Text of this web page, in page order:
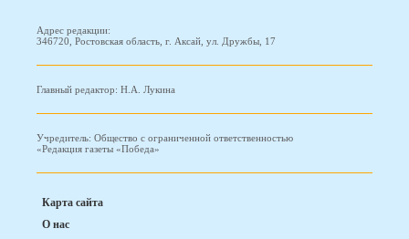
Адрес редакции:
346720, Ростовская область, г. Аксай, ул. Дружбы, 17
Главный редактор: Н.А. Лукина
Учредитель: Общество с ограниченной ответственностью
«Редакция газеты «Победа»
Карта сайта
О нас